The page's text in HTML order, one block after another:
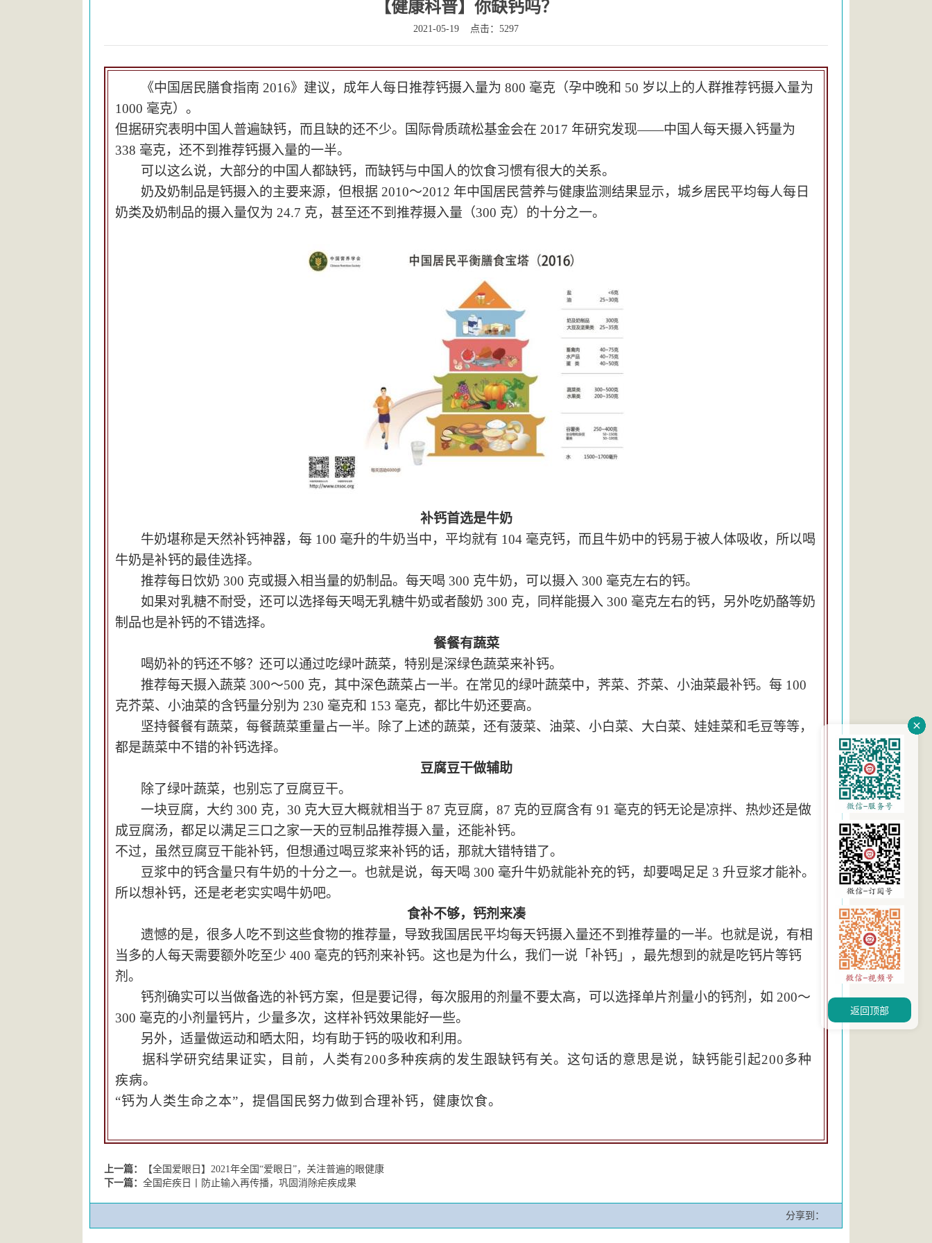
【健康科普】你缺钙吗？
2021-05-19 点击：5297
《中国居民膳食指南 2016》建议，成年人每日推荐钙摄入量为 800 毫克 （孕中晚和 50 岁以上的人群推荐钙摄入量为
1000 毫克）。
但据研究表明中国人普遍缺钙，而且缺的还不少。国际骨质疏松基金会在 2017 年研究发现——中国人每天摄入钙量为
338 毫克，还不到推荐钙摄入量的一半。
可以这么说，大部分的中国人都缺钙， 而缺钙与中国人的饮食习惯有很大的关系。
奶及奶制品是钙摄入的主要来源，但根据 2010～2012 年中国居民营养与健康监测结果显示，城乡居民平均每人每日
奶类及奶制品的摄入量仅为 24.7 克， 甚至还不到推荐摄入量（300 克）的十分之一。
补钙首选是牛奶
牛奶堪称是天然补钙神器，每 100 毫升的牛奶当中，平均就有 104 毫克钙，而且牛奶中的钙易于被人体吸收，所以喝
牛奶是补钙的最佳选择。
推荐每日饮奶 300 克或摄入相当量的奶制品。 每天喝 300 克牛奶，
可以摄入 300 毫克左右的钙。
如果对乳糖不耐受，还可以选择每天喝无乳糖牛奶或者酸奶 300 克，同样能摄入 300 毫克左右的钙，另外吃奶酪等奶
制品也是补钙的不错选择。
餐餐有蔬菜
喝奶补的钙还不够？还可以通过吃绿叶蔬菜，特别是深绿色蔬菜来补钙。
推荐每天摄入蔬菜 300～500 克，其中深色蔬菜占一半。 在常见的绿叶蔬菜中，荠菜、芥菜、小油菜最补钙。每 100
克芥菜、小油菜的含钙量分别为 230 毫克和 153 毫克，都比牛奶还要高。
坚持餐餐有蔬菜，每餐蔬菜重量占一半。
除了上述的蔬菜，还有菠菜、油菜、小白菜、大白菜、娃娃菜和毛豆等等，
都是蔬菜中不错的补钙选择。
豆腐豆干做辅助
除了绿叶蔬菜，也别忘了豆腐豆干。
一块豆腐，大约 300 克， 30 克大豆大概就相当于 87 克豆腐， 87 克的豆腐含有 91 毫克的钙无论是凉拌、热炒还是做
成豆腐汤， 都足以满足三口之家一天的豆制品推荐摄入量，还能补钙。
不过，虽然豆腐豆干能补钙，但想通过喝豆浆来补钙的话，那就大错特错了。
豆浆中的钙含量只有牛奶的十分之一。 也就是说，每天喝 300 毫升牛奶就能补充的钙，却要喝足足 3 升豆浆才能补。
所以想补钙，还是老老实实喝牛奶吧。
食补不够，钙剂来凑
遗憾的是，很多人吃不到这些食物的推荐量，导致我国居民平均每天钙摄入量还不到推荐量的一半。也就是说，有相
当多的人每天需要额外吃至少 400 毫克的钙剂来补钙。这也是为什么，我们一说「补钙」，最先想到的就是吃钙片等钙
剂。
钙剂确实可以当做备选的补钙方案，但是要记得， 每次服用的剂量不要太高，可以选择单片剂量小的钙剂，如 200～
300 毫克的小剂量钙片，少量多次，这样补钙效果能好一些。
另外， 适量做运动和晒太阳 ，均有助于钙的吸收和利用。
据科学研究结果证实，目前，人类有200多种疾病的发生跟缺钙有关。这句话的意思是说，缺钙能引起200多种
疾病。
“钙为人类生命之本”， 提倡国民努力做到合理补钙，健康饮食。
上一篇：
【全国爱眼日】2021年全国“爱眼日”，关注普遍的眼健康
下一篇： 全国疟疾日丨防止输入再传播，巩固消除疟疾成果
分享到：
返回顶部